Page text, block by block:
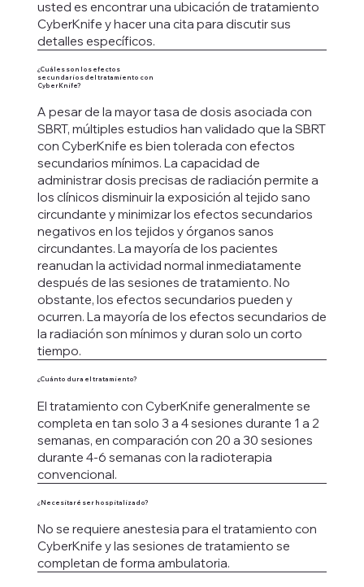
usted es encontrar una ubicación de tratamiento
CyberKnife y hacer una cita para discutir sus
detalles específicos.
¿Cuáles son los efectos
secundarios del tratamiento con
CyberKnife?
A pesar de la mayor tasa de dosis asociada con
SBRT, múltiples estudios han validado que la SBRT
con CyberKnife es bien tolerada con efectos
secundarios mínimos. La capacidad de
administrar dosis precisas de radiación permite a
los clínicos disminuir la exposición al tejido sano
circundante y minimizar los efectos secundarios
negativos en los tejidos y órganos sanos
circundantes. La mayoría de los pacientes
reanudan la actividad normal inmediatamente
después de las sesiones de tratamiento. No
obstante, los efectos secundarios pueden y
ocurren. La mayoría de los efectos secundarios de
la radiación son mínimos y duran solo un corto
tiempo.
¿Cuánto dura el tratamiento?
El tratamiento con CyberKnife generalmente se
completa en tan solo 3 a 4 sesiones durante 1 a 2
semanas, en comparación con 20 a 30 sesiones
durante 4-6 semanas con la radioterapia
convencional.
¿Necesitaré ser hospitalizado?
No se requiere anestesia para el tratamiento con
CyberKnife y las sesiones de tratamiento se
completan de forma ambulatoria.